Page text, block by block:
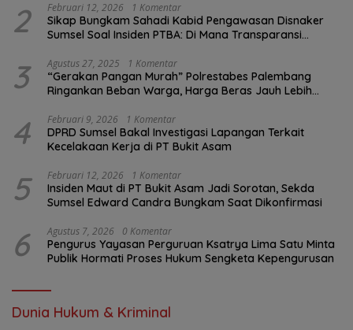
2 Februari 12, 2026 1 Komentar
Sikap Bungkam Sahadi Kabid Pengawasan Disnaker
Sumsel Soal Insiden PTBA: Di Mana Transparansi
3 Agustus 27, 2025 1 Komentar
“Gerakan Pangan Murah” Polrestabes Palembang
Ringankan Beban Warga, Harga Beras Jauh Lebih
4 Februari 9, 2026 1 Komentar
DPRD Sumsel Bakal Investigasi Lapangan Terkait
Kecelakaan Kerja di PT Bukit Asam
5 Februari 12, 2026 1 Komentar
Insiden Maut di PT Bukit Asam Jadi Sorotan, Sekda
Sumsel Edward Candra Bungkam Saat Dikonfirmasi
6 Agustus 7, 2026 0 Komentar
Pengurus Yayasan Perguruan Ksatrya Lima Satu Minta
Publik Hormati Proses Hukum Sengketa Kepengurusan
Dunia Hukum & Kriminal